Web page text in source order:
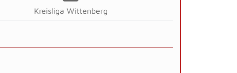
Kreisliga Wittenberg